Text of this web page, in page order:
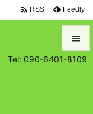
Tel: 090-6401-8109


 RSS Feedly